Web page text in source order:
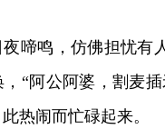
啼鸣，仿佛担忧有
“阿公阿婆，割麦
热闹而忙碌起来。